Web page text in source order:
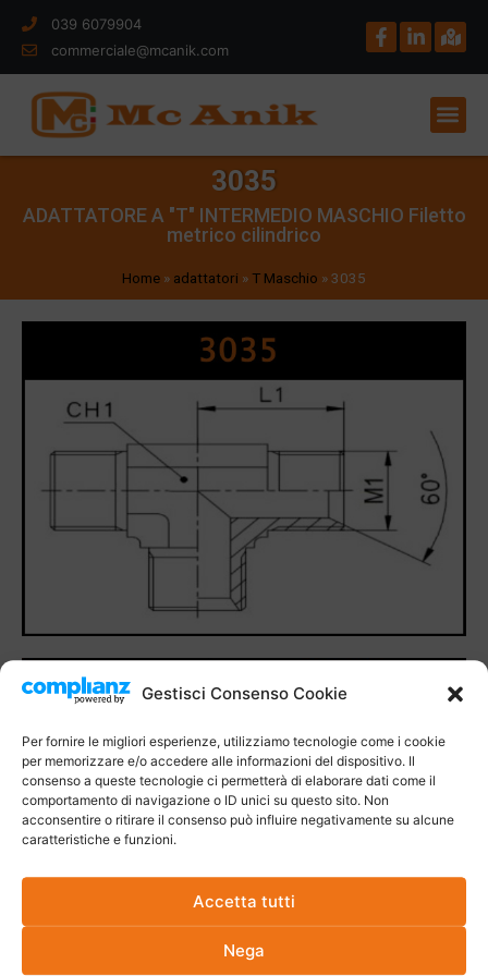
Gestisci Consenso Cookie
Per fornire le migliori esperienze, utilizziamo tecnologie come i cookie
per memorizzare e/o accedere alle informazioni del dispositivo. Il
consenso a queste tecnologie ci permetterà di elaborare dati come il
comportamento di navigazione o ID unici su questo sito. Non
acconsentire o ritirare il consenso può influire negativamente su alcune
caratteristiche e funzioni.
Accetta tutti
Nega
039 6079904
commerciale@mcanik.com
3035
ADATTATORE A "T" INTERMEDIO MASCHIO Filetto
metrico cilindrico
Home » adattatori » T Maschio »3035